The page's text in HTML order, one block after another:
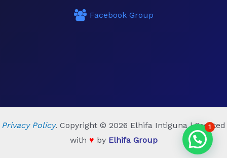
Facebook Group
Privacy Policy. Copyright © 2026 Elhifa Intiguna | Created
with ♥ by Elhifa Group
1